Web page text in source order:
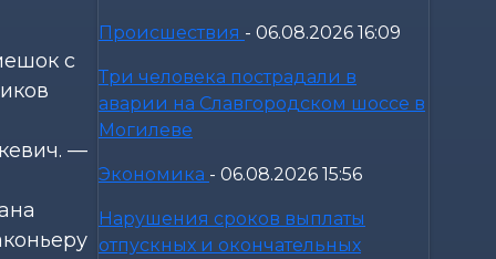
с
—
Происшествия - 06.08.2026 16:09
Три человека пострадали в
аварии на Славгородском шоссе в
Могилеве
Экономика - 06.08.2026 15:56
Нарушения сроков выплаты
отпускных и окончательных